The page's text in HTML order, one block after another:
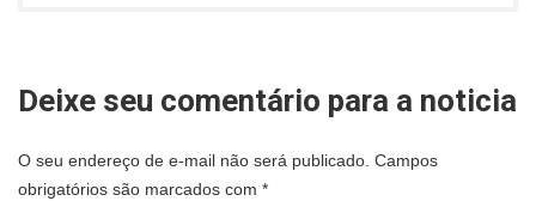
Deixe seu comentário para a noticia
O seu endereço de e-mail não será publicado. Campos
obrigatórios são marcados com *